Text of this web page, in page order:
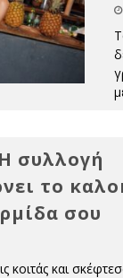
συλλογή
το
σου
κοιτάς και